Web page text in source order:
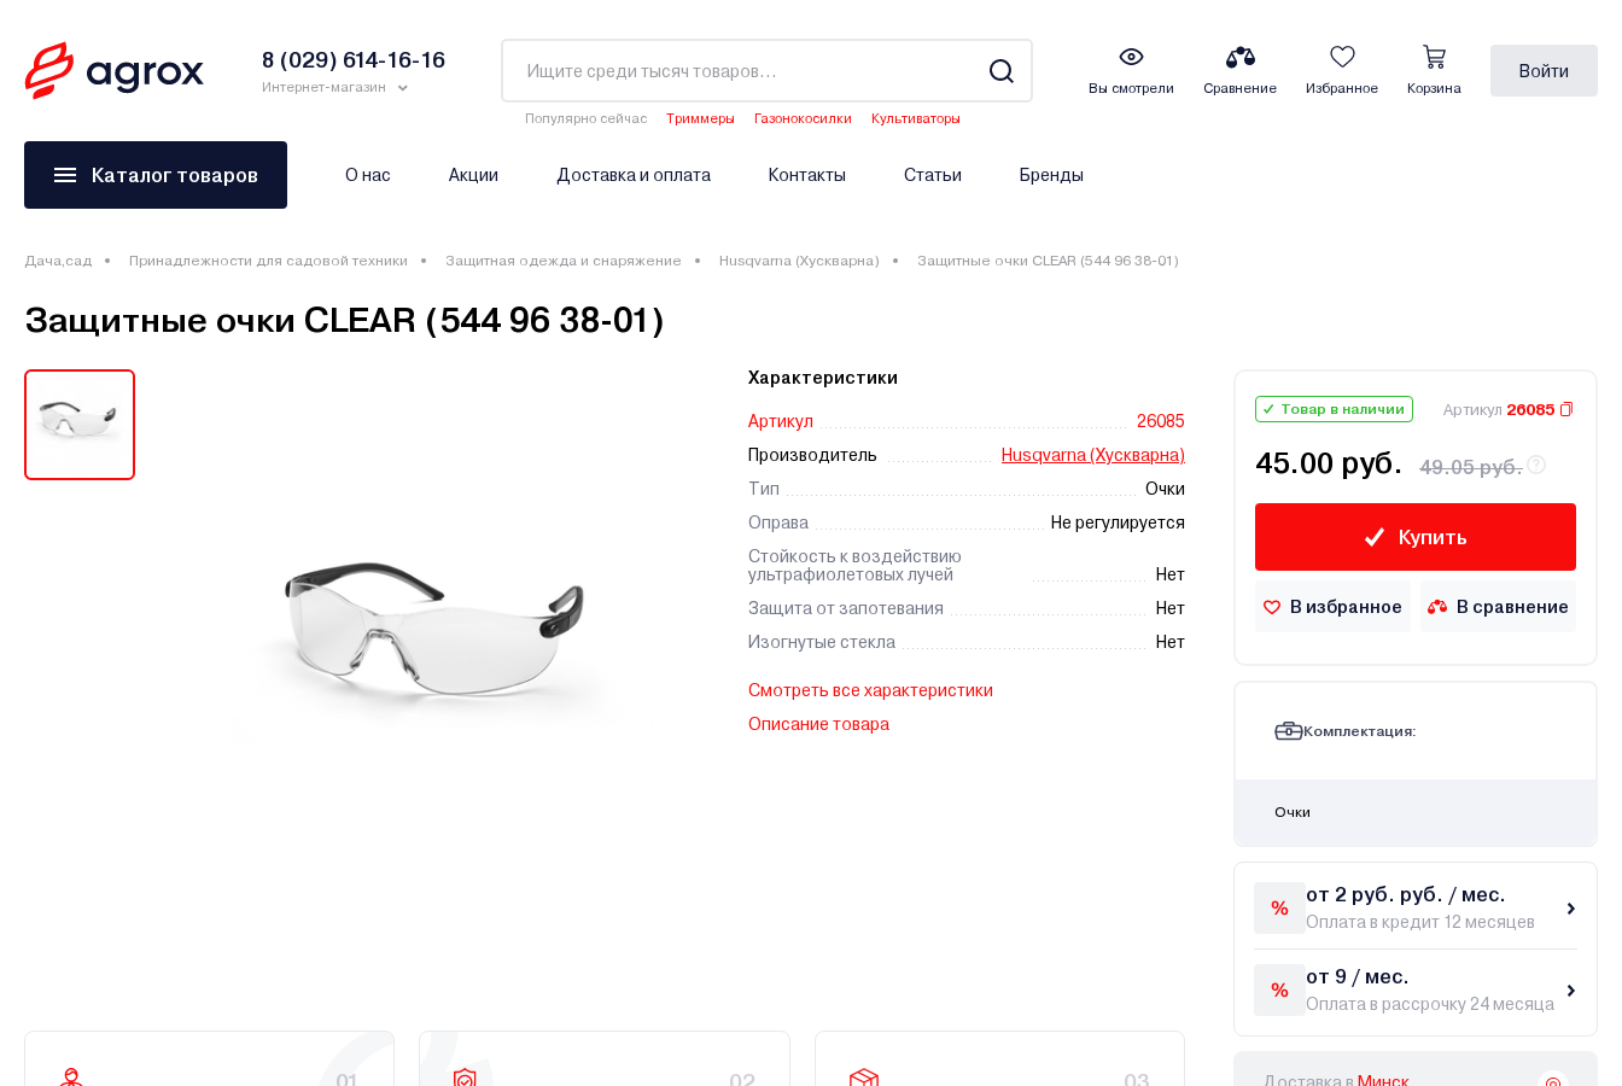
8 (029) 614-16-16
Интернет-магазин
Популярно сейчас Триммеры Газонокосилки
Культиваторы
Вы смотрели Сравнение Избранное Корзина
Войти
Каталог товаров О нас Акции Доставка и оплата Контакты Статьи Бренды
Дача,сад Принадлежности для садовой техники Защитная одежда и снаряжение Husqvarna (Хускварна) Защитные очки CLEAR (544 96 38-01)
Защитные очки CLEAR (544 96 38-01)
Характеристики
Артикул
26085
Производитель
Husqvarna (Хускварна)
Тип
Очки
Оправа
Не регулируется
Стойкость к воздействию
ультрафиолетовых лучей
Нет
Защита от запотевания
Нет
Изогнутые стекла
Нет
Смотреть все характеристики
Описание товара
Товар в наличии Артикул 26085
45.00 руб. 49.05 руб.
Купить
В избранное В сравнение
Комплектация:
Очки
от 2 руб. руб. / мес.
Оплата в кредит 12 месяцев
от 9 / мес.
Оплата в рассрочку 24 месяца